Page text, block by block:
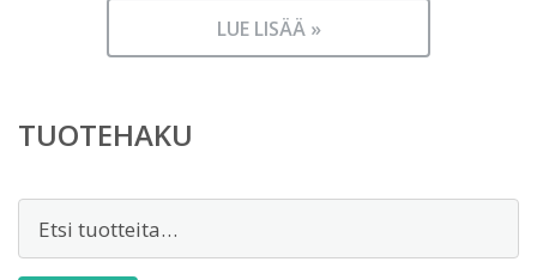
LUE LISÄÄ »
TUOTEHAKU